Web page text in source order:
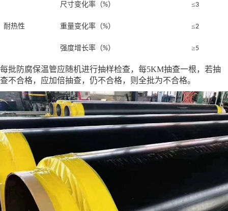
耐热性
尺寸变化率（%） ≤3
重量变化率（%） ≤2
强度增长率（%） ≥5
每批防腐保温管应随机进行抽样检查，每5KM抽查一根，若抽
查不合格，应加倍抽查，仍不合格，则全批为不合格。